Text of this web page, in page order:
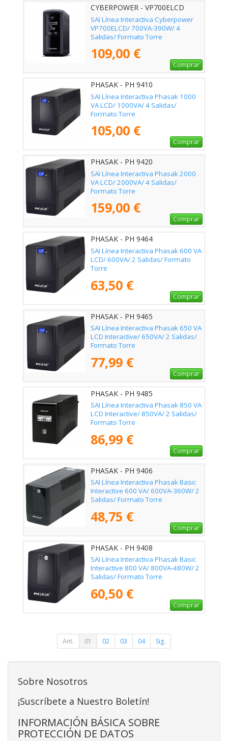
CYBERPOWER - VP700ELCD
SAI Línea Interactiva Cyberpower
VP700ELCD/ 700VA-390W/ 4
Salidas/ Formato Torre
109,00 €
Comprar
PHASAK - PH 9410
SAI Línea Interactiva Phasak 1000
VA LCD/ 1000VA/ 4 Salidas/
Formato Torre
105,00 €
Comprar
PHASAK - PH 9420
SAI Línea Interactiva Phasak 2000
VA LCD/ 2000VA/ 4 Salidas/
Formato Torre
159,00 €
Comprar
PHASAK - PH 9464
SAI Línea Interactiva Phasak 600 VA
LCD/ 600VA/ 2 Salidas/ Formato
Torre
63,50 €
Comprar
PHASAK - PH 9465
SAI Línea Interactiva Phasak 650 VA
LCD Interactive/ 650VA/ 2 Salidas/
Formato Torre
77,99 €
Comprar
PHASAK - PH 9485
SAI Línea Interactiva Phasak 850 VA
LCD Interactive/ 850VA/ 2 Salidas/
Formato Torre
86,99 €
Comprar
PHASAK - PH 9406
SAI Línea Interactiva Phasak Basic
Interactive 600 VA/ 600VA-360W/ 2
Salidas/ Formato Torre
48,75 €
Comprar
PHASAK - PH 9408
SAI Línea Interactiva Phasak Basic
Interactive 800 VA/ 800VA-480W/ 2
Salidas/ Formato Torre
60,50 €
Comprar
Ant. 01 02 03 04 Sig.
Sobre Nosotros
¡Suscríbete a Nuestro Boletín!
INFORMACIÓN BÁSICA SOBRE
PROTECCIÓN DE DATOS